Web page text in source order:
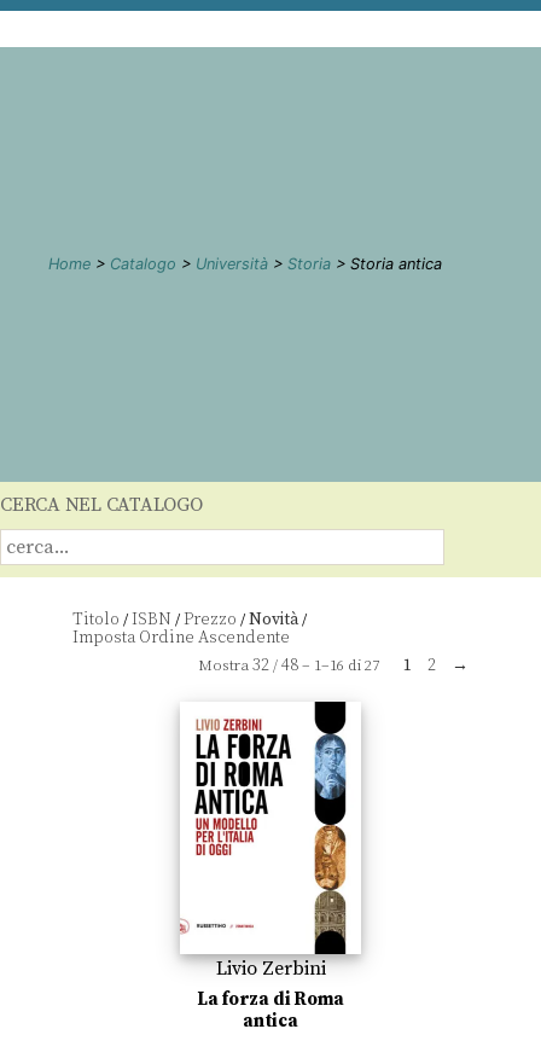
Home > Catalogo > Università > Storia > Storia antica
CERCA NEL CATALOGO
Titolo /ISBN /Prezzo /Novità/
Mostra32/48– 1–16 di 27 1 2 →
Livio Zerbini
La forza di Roma
antica